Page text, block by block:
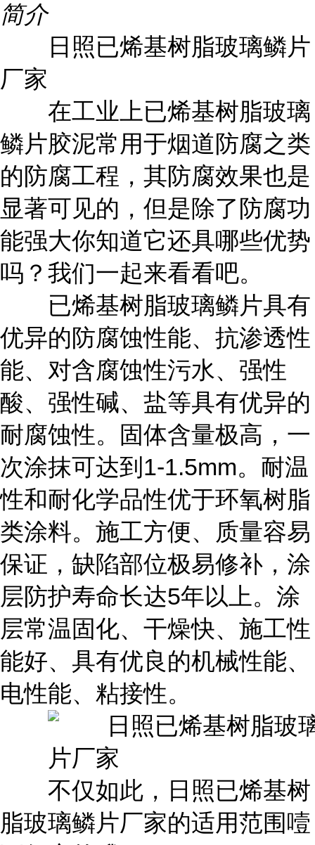
简介
日照已烯基树脂玻璃鳞片
厂家
在工业上已烯基树脂玻璃
鳞片胶泥常用于烟道防腐之类
的防腐工程，其防腐效果也是
显著可见的，但是除了防腐功
能强大你知道它还具哪些优势
吗？我们一起来看看吧。
已烯基树脂玻璃鳞片具有
优异的防腐蚀性能、抗渗透性
能、对含腐蚀性污水、强性
酸、强性碱、盐等具有优异的
耐腐蚀性。固体含量极高，一
次涂抹可达到1-1.5mm。耐温
性和耐化学品性优于环氧树脂
类涂料。施工方便、质量容易
保证，缺陷部位极易修补，涂
层防护寿命长达5年以上。涂
层常温固化、干燥快、施工性
能好、具有优良的机械性能、
电性能、粘接性。
不仅如此，日照已烯基树
脂玻璃鳞片厂家的适用范围噎